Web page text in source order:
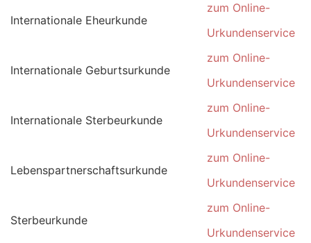
Internationale Eheurkunde
zum Online-
Urkundenservice
Internationale Geburtsurkunde
zum Online-
Urkundenservice
Internationale Sterbeurkunde
zum Online-
Urkundenservice
Lebenspartnerschaftsurkunde
zum Online-
Urkundenservice
Sterbeurkunde
zum Online-
Urkundenservice